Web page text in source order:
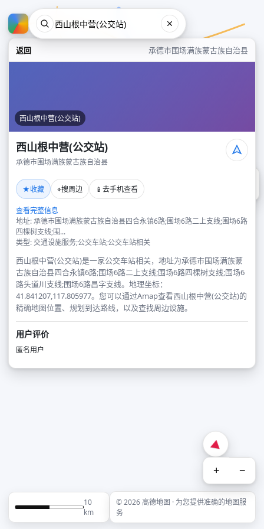
返回 承德市围场满族蒙古族自治县
西山根中营(公交站)
西山根中营(公交站)
承德市围场满族蒙古族自治县
★收藏 ⌖搜周边 📱 去手机查看
查看完整信息
地址: 承德市围场满族蒙古族自治县四合永镇6路;围场6路二上支线;围场6路
四棵树支线;围...
类型: 交通设施服务;公交车站;公交车站相关
西山根中营(公交站)是一家公交车站相关，地址为承德市围场满族蒙
古族自治县四合永镇6路;围场6路二上支线;围场6路四棵树支线;围场6
路头道川支线;围场6路昌字支线。地理坐标：
41.841207,117.805977。您可以通过Amap查看西山根中营(公交站)的
精确地图位置、规划到达路线，以及查找周边设施。
用户评价
匿名用户
+ −
10
km
© 2026 高德地图 · 为您提供准确的地图服
务